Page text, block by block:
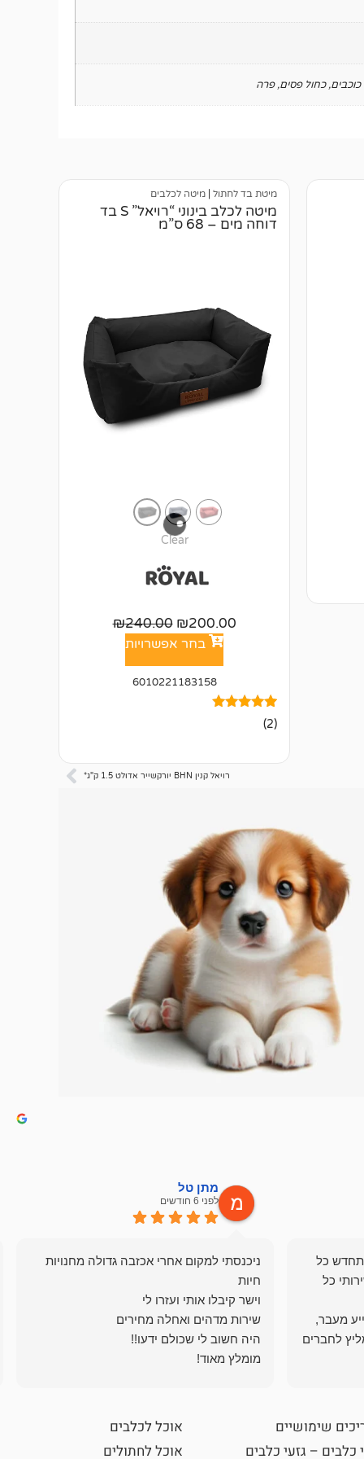
,כחול פסים,פרה
מיטת בד לחתול מיטה לכלבים
מיטה לכלב בינוני “רויאל” S בד
דוחה מים – 68 ס”מ
Clear
₪200.00
₪240.00
בחר אפשרויות
6010221183158
מדורגים
5.00
2(2)
רויאל קנין BHN יורקשייר אדולט 1.5 ק"ג*
כל
כל
מעבר,
לחברים
מתן טל
לפני 6 חודשים
ניכנסתי למקום אחרי אכזבה גדולה מחנויות
מומלץ מאוד!
שימושיים
כלבים – גזעי כלבים
אוכל לכלבים
אוכל לחתולים